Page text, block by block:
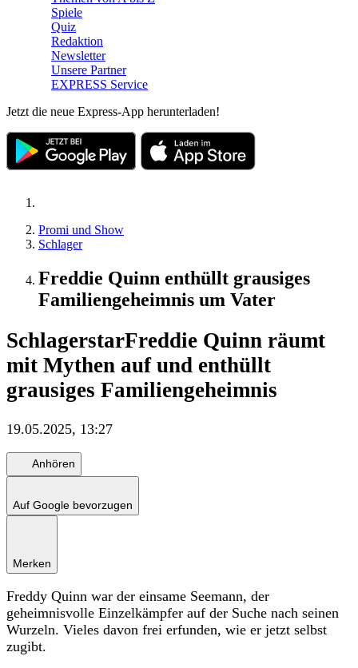
Spiele
Quiz
Redaktion
Newsletter
Unsere Partner
EXPRESS Service
Jetzt die neue Express-App herunterladen!
Promi und Show
Schlager
Freddie Quinn enthüllt grausiges
Familiengeheimnis um Vater
SchlagerstarFreddie Quinn räumt
mit Mythen auf und enthüllt
grausiges Familiengeheimnis
19.05.2025, 13:27
Anhören
Auf Google bevorzugen
Merken
Freddy Quinn war der einsame Seemann, der
geheimnisvolle Einzelkämpfer auf der Suche nach seinen
Wurzeln. Vieles davon frei erfunden, wie er jetzt selbst
zugibt.